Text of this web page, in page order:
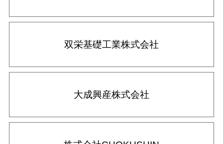
双栄基礎工業株式会社
大成興産株式会社